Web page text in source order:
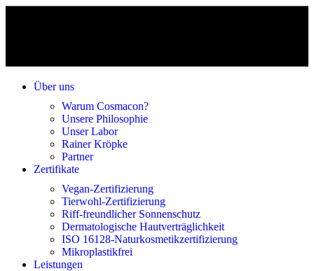
Über uns
Warum Cosmacon?
Unsere Philosophie
Unser Labor
Rainer Kröpke
Partner
Zertifikate
Vegan-Zertifizierung
Tierwohl-Zertifizierung
Riff-freundlicher Sonnenschutz
Dermatologische Hautverträglichkeit
ISO 16128-Naturkosmetikzertifizierung
Mikroplastikfrei
Leistungen